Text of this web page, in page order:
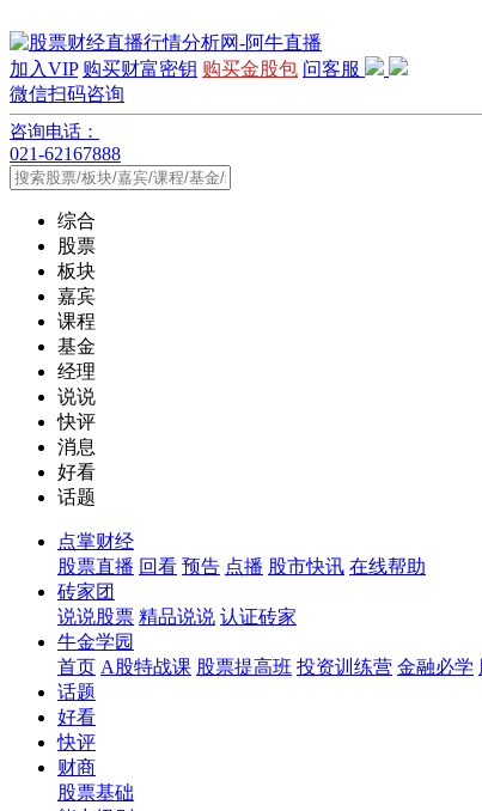
加入VIP 购买财富密钥 购买金股包 问客服
微信扫码咨询
咨询电话：
021-62167888
综合
股票
板块
嘉宾
课程
基金
经理
说说
快评
消息
好看
话题
点掌财经
股票直播 回看 预告 点播 股市快讯 在线帮助
砖家团
说说股票 精品说说 认证砖家
牛金学园
首页 A股特战课 股票提高班 投资训练营 金融必学
话题
好看
快评
财商
股票基础